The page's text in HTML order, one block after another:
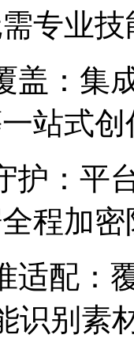
专业技
盖：集
站式
护：平
程加密
适配：
识别素